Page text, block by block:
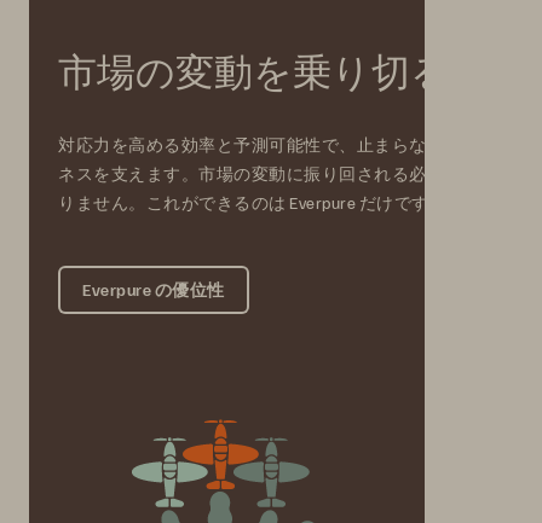
市場の変動を乗り切る
対応力を高める効率と予測可能性で、止まらないビジ
ネスを支えます。市場の変動に振り回される必要はあ
りません。これができるのは Everpure だけです。
Everpure の優位性